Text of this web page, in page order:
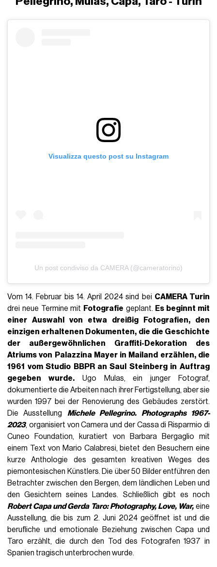
Visualizza questo post su Instagram
Un post condiviso da CAMERA (@cameratorino)
Vom 14. Februar bis 14. April 2024 sind bei CAMERA Turin
drei neue Termine mit Fotografie geplant. Es beginnt mit
einer Auswahl von etwa dreißig Fotografien, den
einzigen erhaltenen Dokumenten, die die Geschichte
der außergewöhnlichen Graffiti-Dekoration des
Atriums von Palazzina Mayer in Mailand erzählen, die
1961 vom Studio BBPR an Saul Steinberg in Auftrag
gegeben wurde.Ugo Mulas, ein junger Fotograf,
dokumentierte die Arbeiten nach ihrer Fertigstellung, aber sie
wurden 1997 bei der Renovierung des Gebäudes zerstört.
Die Ausstellung Michele Pellegrino. Photographs 1967-
2023, organisiert von Camera und der Cassa di Risparmio di
Cuneo Foundation, kuratiert von Barbara Bergaglio mit
einem Text von Mario Calabresi, bietet den Besuchern eine
kurze Anthologie des gesamten kreativen Weges des
piemontesischen Künstlers. Die über 50 Bilder entführen den
Betrachter zwischen den Bergen, dem ländlichen Leben und
den Gesichtern seines Landes. Schließlich gibt es noch
Robert Capa und Gerda Taro: Photography, Love, War,eine
Ausstellung, die bis zum 2. Juni 2024 geöffnet ist und die
berufliche und emotionale Beziehung zwischen Capa und
Taro erzählt, die durch den Tod des Fotografen 1937 in
Spanien tragisch unterbrochen wurde.